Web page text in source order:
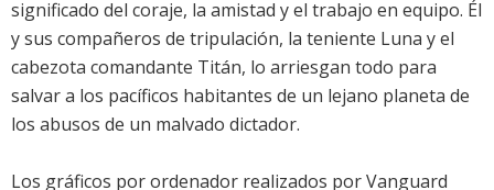
significado del coraje, la amistad y el trabajo en equipo. Él
y sus compañeros de tripulación, la teniente Luna y el
cabezota comandante Titán, lo arriesgan todo para
salvar a los pacíficos habitantes de un lejano planeta de
los abusos de un malvado dictador.
Los gráficos por ordenador realizados por Vanguard